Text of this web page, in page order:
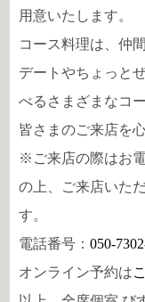
用意いたします。
コース料理は、仲
デートやちょっと
べるさまざまなコ
皆さまのご来店を
※ご来店の際はお
の上、ご来店いた
す。
電話番号：050-
オンライン予約は